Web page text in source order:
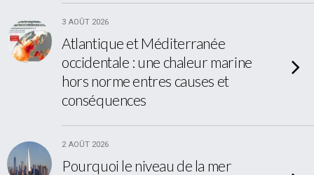
3 AOÛT 2026
Atlantique et Méditerranée
occidentale : une chaleur marine
hors norme entres causes et
conséquences
2 AOÛT 2026
Pourquoi le niveau de la mer